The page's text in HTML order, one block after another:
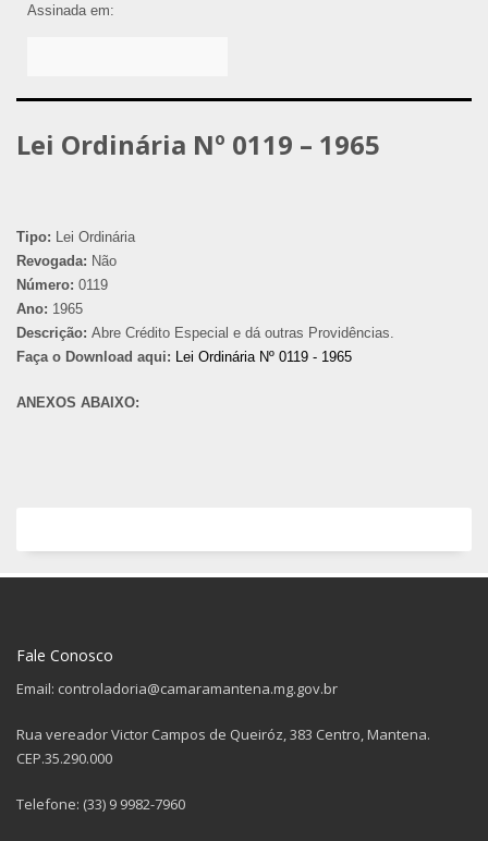
Assinada em:
Lei Ordinária Nº 0119 – 1965
Tipo: Lei Ordinária
Revogada: Não
Número: 0119
Ano: 1965
Descrição: Abre Crédito Especial e dá outras Providências.
Faça o Download aqui: Lei Ordinária Nº 0119 - 1965
ANEXOS ABAIXO:
Fale Conosco
Email: controladoria@camaramantena.mg.gov.br
Rua vereador Victor Campos de Queiróz, 383 Centro, Mantena.
CEP.35.290.000
Telefone: (33) 9 9982-7960